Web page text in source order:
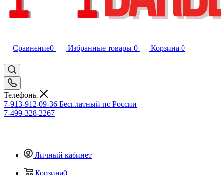
Сравнение0 Избранные товары 0 Корзина 0
Телефоны
7-913-912-09-36 Бесплатный по России
7-499-328-2267
Личный кабинет
Корзина0